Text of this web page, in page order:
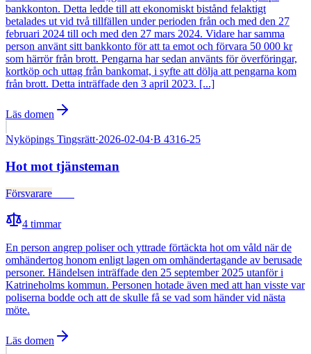
bankkonton. Detta ledde till att ekonomiskt bistånd felaktigt
betalades ut vid två tillfällen under perioden från och med den 27
februari 2024 till och med den 27 mars 2024. Vidare har samma
person använt sitt bankkonto för att ta emot och förvara 50 000 kr
som härrör från brott. Pengarna har sedan använts för överföringar,
kortköp och uttag från bankomat, i syfte att dölja att pengarna kom
från brott. Detta inträffade den 3 april 2023. [...]
Läs domen
Nyköpings Tingsrätt·2026-02-04·B 4316-25
Hot mot tjänsteman
Försvarare
4 timmar
En person angrep poliser och yttrade förtäckta hot om våld när de
omhändertog honom enligt lagen om omhändertagande av berusade
personer. Händelsen inträffade den 25 september 2025 utanför i
Katrineholms kommun. Personen hotade även med att han visste var
poliserna bodde och att de skulle få se vad som händer vid nästa
möte.
Läs domen